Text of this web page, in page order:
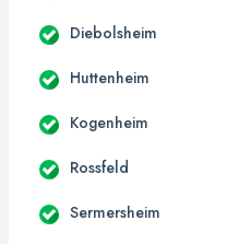
Diebolsheim
Huttenheim
Kogenheim
Rossfeld
Sermersheim